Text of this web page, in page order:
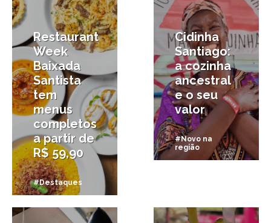
Restaurant
Week
Baixada
Santista
tem
menus
completos
a partir de
R$ 59,90
#Destaques
Cidinha
Santiago:
a cozinha
ancestral
e o seu
valor
#Novo na
região
25/02/2026